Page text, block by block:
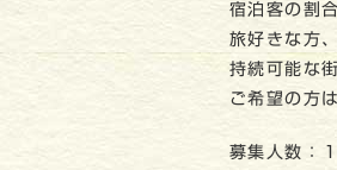
宿泊客の割
旅好きな方
持続可能な
ご希望の方
募集人数：